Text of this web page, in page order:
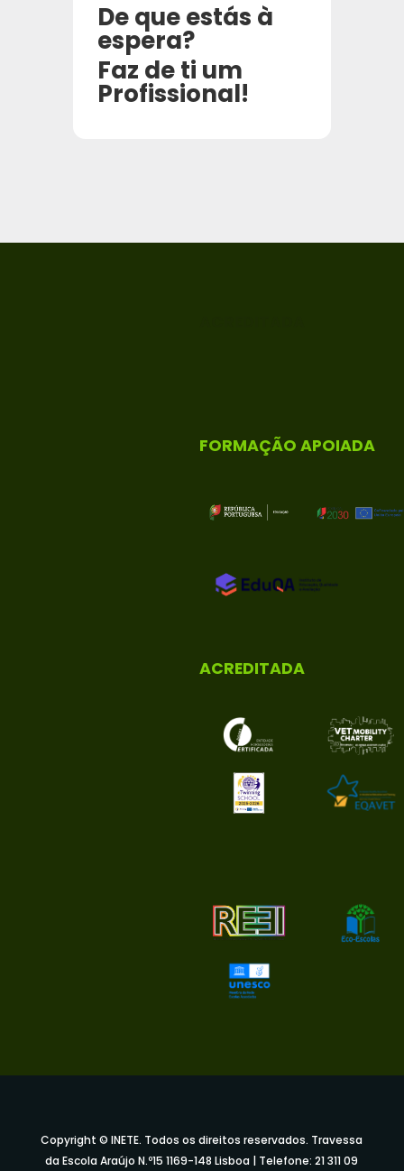
De que estás à
espera?
Faz de ti um
Profissional!
FORMAÇÃO APOIADA
ACREDITADA
Copyright © INETE. Todos os direitos reservados. Travessa
da Escola Araújo N.º15 1169-148 Lisboa | Telefone: 21 311 09